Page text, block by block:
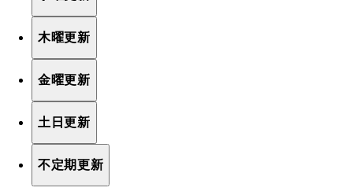
木曜更新
金曜更新
土日更新
不定期更新